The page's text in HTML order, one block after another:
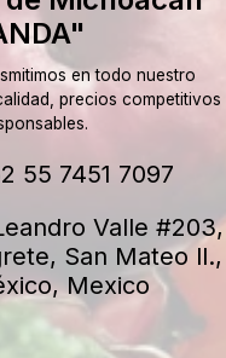
en todo nuestro
precios competitivos
55 7451 7097
Valle #203,
San Mateo ll.,
Mexico